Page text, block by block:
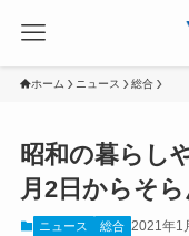
ホーム ニュース 総合
昭和の暮らし
月2日からそ
ニュース 総合 2021年1